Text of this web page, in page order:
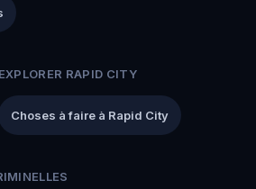
RAPID CITY
Choses à faire à Rapid City